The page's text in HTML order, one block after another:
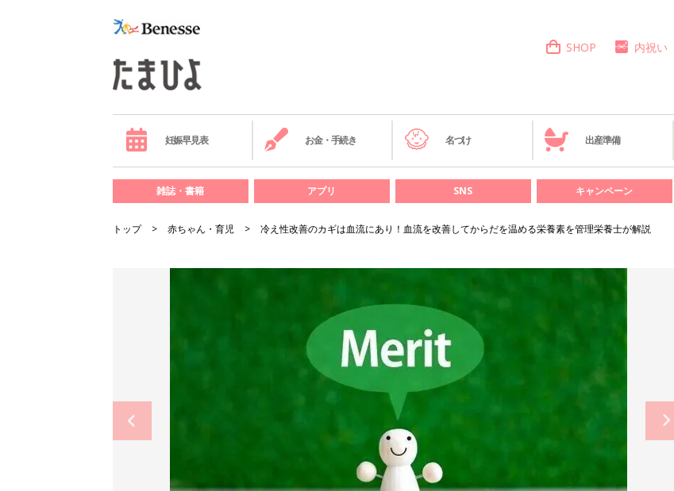
SHOP 内祝い
妊娠早見表 お金・手続き 名づけ 出産準備
雑誌・書籍 アプリ SNS キャンペーン
トップ 赤ちゃん・育児 冷え性改善のカギは血流にあり！血流を改善してからだを温める栄養素を管理栄養士が解説